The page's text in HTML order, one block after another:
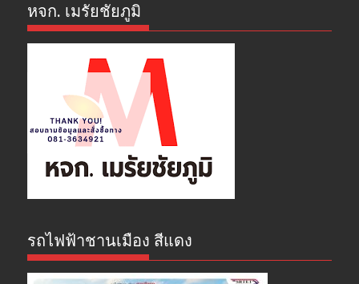
หจก. เมรัยชัยภูมิ
รถไฟฟ้าชานเมือง สีแดง